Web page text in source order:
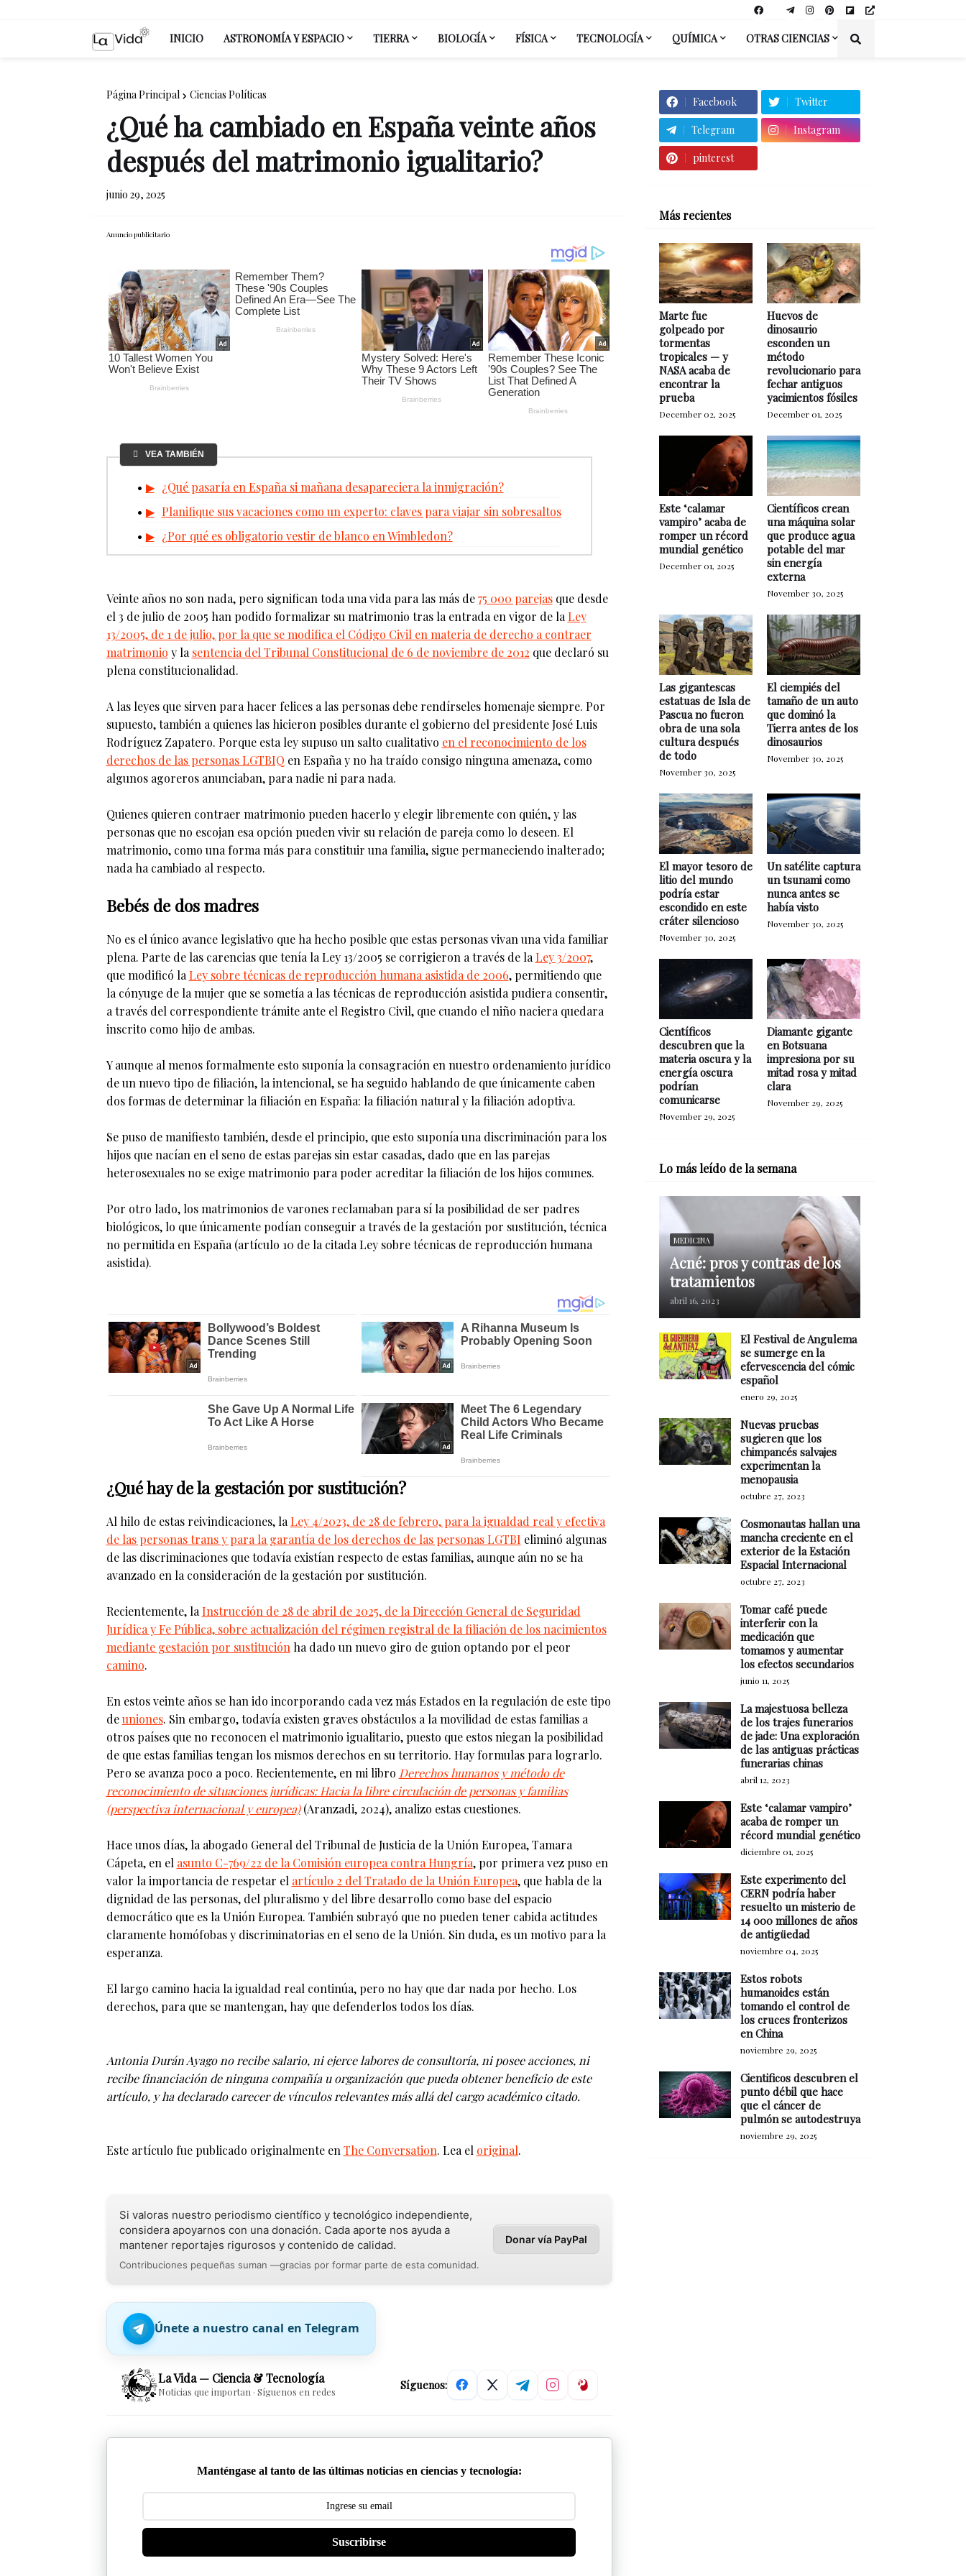
INICIO ASTRONOMÍA Y ESPACIO TIERRA BIOLOGÍA FÍSICA TECNOLOGÍA QUÍMICA OTRAS CIENCIAS
Página Principal Ciencias Políticas
¿Qué ha cambiado en España veinte años
después del matrimonio igualitario?
junio 29, 2025
Anuncio publicitario
VEA TAMBIÉN
¿Qué pasaría en España si mañana desapareciera la inmigración?
Planifique sus vacaciones como un experto: claves para viajar sin sobresaltos
¿Por qué es obligatorio vestir de blanco en Wimbledon?
Veinte años no son nada, pero significan toda una vida para las más de75 000 parejasque desde
el 3 de julio de 2005 han podido formalizar su matrimonio tras la entrada en vigor de la Ley
13/2005, de 1 de julio, por la que se modifica el Código Civil en materia de derecho a contraer
matrimonio y la sentencia del Tribunal Constitucional de 6 de noviembre de 2012 que declaró su
plena constitucionalidad.
A las leyes que sirven para hacer felices a las personas debe rendírseles homenaje siempre. Por
supuesto, también a quienes las hicieron posibles durante el gobierno del presidente José Luis
Rodríguez Zapatero. Porque esta ley supuso un salto cualitativo en el reconocimiento de los
derechos de las personas LGTBIQ en España y no ha traído consigo ninguna amenaza, como
algunos agoreros anunciaban, para nadie ni para nada.
Quienes quieren contraer matrimonio pueden hacerlo y elegir libremente con quién, y las
personas que no escojan esa opción pueden vivir su relación de pareja como lo deseen. El
matrimonio, como una forma más para constituir una familia, sigue permaneciendo inalterado;
nada ha cambiado al respecto.
Bebés de dos madres
No es el único avance legislativo que ha hecho posible que estas personas vivan una vida familiar
plena. Parte de las carencias que tenía la Ley 13/2005 se corrigieron a través de la Ley 3/2007,
que modificó la Ley sobre técnicas de reproducción humana asistida de 2006, permitiendo que
la cónyuge de la mujer que se sometía a las técnicas de reproducción asistida pudiera consentir,
a través del correspondiente trámite ante el Registro Civil, que cuando el niño naciera quedara
inscrito como hijo de ambas.
Y aunque al menos formalmente esto suponía la consagración en nuestro ordenamiento jurídico
de un nuevo tipo de filiación, la intencional, se ha seguido hablando de que únicamente caben
dos formas de determinar la filiación en España: la filiación natural y la filiación adoptiva.
Se puso de manifiesto también, desde el principio, que esto suponía una discriminación para los
hijos que nacían en el seno de estas parejas sin estar casadas, dado que en las parejas
heterosexuales no se exige matrimonio para poder acreditar la filiación de los hijos comunes.
Por otro lado, los matrimonios de varones reclamaban para sí la posibilidad de ser padres
biológicos, lo que únicamente podían conseguir a través de la gestación por sustitución, técnica
no permitida en España (artículo 10 de la citada Ley sobre técnicas de reproducción humana
asistida).
¿Qué hay de la gestación por sustitución?
Al hilo de estas reivindicaciones, la Ley 4/2023, de 28 de febrero, para la igualdad real y efectiva
de las personas trans y para la garantía de los derechos de las personas LGTBI eliminó algunas
de las discriminaciones que todavía existían respecto de estas familias, aunque aún no se ha
avanzado en la consideración de la gestación por sustitución.
Recientemente, la Instrucción de 28 de abril de 2025, de la Dirección General de Seguridad
Jurídica y Fe Pública, sobre actualización del régimen registral de la filiación de los nacimientos
mediante gestación por sustitución ha dado un nuevo giro de guion optando por el peor
camino.
En estos veinte años se han ido incorporando cada vez más Estados en la regulación de este tipo
deuniones. Sin embargo, todavía existen graves obstáculos a la movilidad de estas familias a
otros países que no reconocen el matrimonio igualitario, puesto que estos niegan la posibilidad
de que estas familias tengan los mismos derechos en su territorio. Hay formulas para lograrlo.
Pero se avanza poco a poco. Recientemente, en mi libro Derechos humanos y método de
reconocimiento de situaciones jurídicas: Hacia la libre circulación de personas y familias
(perspectiva internacional y europea)(Aranzadi, 2024), analizo estas cuestiones.
Hace unos días, la abogado General del Tribunal de Justicia de la Unión Europea, Tamara
Cápeta, en el asunto C-769/22 de la Comisión europea contra Hungría, por primera vez puso en
valor la importancia de respetar el artículo 2 del Tratado de la Unión Europea, que habla de la
dignidad de las personas, del pluralismo y del libre desarrollo como base del espacio
democrático que es la Unión Europea. También subrayó que no pueden tener cabida actitudes
claramente homófobas y discriminatorias en el seno de la Unión. Sin duda, es un motivo para la
esperanza.
El largo camino hacia la igualdad real continúa, pero no hay que dar nada por hecho. Los
derechos, para que se mantengan, hay que defenderlos todos los días.
Antonia Durán Ayago no recibe salario, ni ejerce labores de consultoría, ni posee acciones, ni
recibe financiación de ninguna compañía u organización que pueda obtener beneficio de este
artículo, y ha declarado carecer de vínculos relevantes más allá del cargo académico citado.
Este artículo fue publicado originalmente en The Conversation. Lea el original.
Si valoras nuestro periodismo científico y tecnológico independiente,
considera apoyarnos con una donación. Cada aporte nos ayuda a
mantener reportajes rigurosos y contenido de calidad.
Contribuciones pequeñas suman —gracias por formar parte de esta comunidad.
Donar vía PayPal
Únete a nuestro canal en Telegram
La Vida — Ciencia & Tecnología
Noticias que importan · Síguenos en redes Síguenos:
Manténgase al tanto de las últimas noticias en ciencias y tecnología:
Suscribirse
Facebook Twitter
Telegram Instagram
pinterest
Más recientes
Marte fue
golpeado por
tormentas
tropicales — y
NASA acaba de
encontrar la
prueba
December 02, 2025
Huevos de
dinosaurio
esconden un
método
revolucionario para
fechar antiguos
yacimientos fósiles
December 01, 2025
Este ‘calamar
vampiro’ acaba de
romper un récord
mundial genético
December 01, 2025
Científicos crean
una máquina solar
que produce agua
potable del mar
sin energía
externa
November 30, 2025
Las gigantescas
estatuas de Isla de
Pascua no fueron
obra de una sola
cultura después
de todo
November 30, 2025
El ciempiés del
tamaño de un auto
que dominó la
Tierra antes de los
dinosaurios
November 30, 2025
El mayor tesoro de
litio del mundo
podría estar
escondido en este
cráter silencioso
November 30, 2025
Un satélite captura
un tsunami como
nunca antes se
había visto
November 30, 2025
Científicos
descubren que la
materia oscura y la
energía oscura
podrían
comunicarse
November 29, 2025
Diamante gigante
en Botsuana
impresiona por su
mitad rosa y mitad
clara
November 29, 2025
Lo más leído de la semana
MEDICINA
Acné: pros y contras de los
tratamientos
abril 16, 2023
El Festival de Angulema
se sumerge en la
efervescencia del cómic
español
enero 29, 2025
Nuevas pruebas
sugieren que los
chimpancés salvajes
experimentan la
menopausia
octubre 27, 2023
Cosmonautas hallan una
mancha creciente en el
exterior de la Estación
Espacial Internacional
octubre 27, 2023
Tomar café puede
interferir con la
medicación que
tomamos y aumentar
los efectos secundarios
junio 11, 2025
La majestuosa belleza
de los trajes funerarios
de jade: Una exploración
de las antiguas prácticas
funerarias chinas
abril 12, 2023
Este ‘calamar vampiro’
acaba de romper un
récord mundial genético
diciembre 01, 2025
Este experimento del
CERN podría haber
resuelto un misterio de
14 000 millones de años
de antigüedad
noviembre 04, 2025
Estos robots
humanoides están
tomando el control de
los cruces fronterizos
en China
noviembre 29, 2025
Cientificos descubren el
punto débil que hace
que el cáncer de
pulmón se autodestruya
noviembre 29, 2025